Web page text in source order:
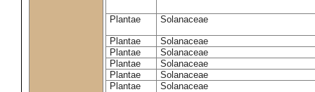
Plantae Solanaceae
Plantae
Solanaceae
Plantae
Solanaceae
Plantae
Solanaceae
Plantae
Solanaceae
Plantae
Solanaceae